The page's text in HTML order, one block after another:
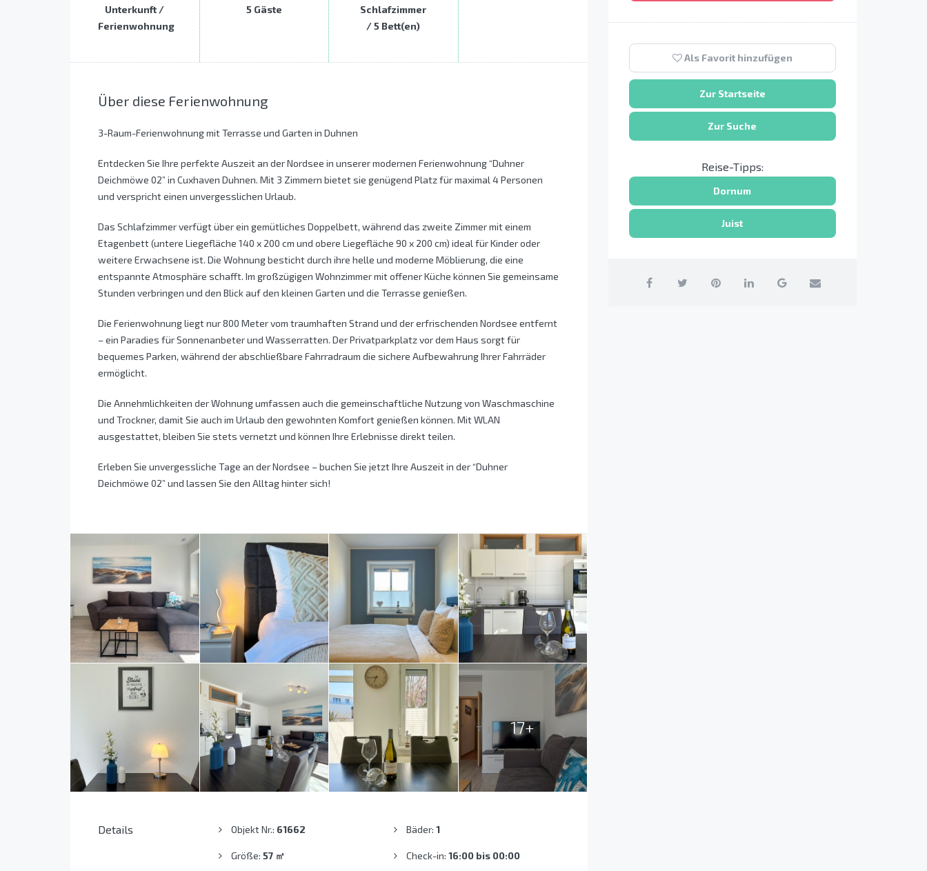
Unterkunft /
Ferienwohnung
5 Gäste
Schlafzimmer
/ 5 Bett(en)
Über diese Ferienwohnung
3-Raum-Ferienwohnung mit Terrasse und Garten in Duhnen
Entdecken Sie Ihre perfekte Auszeit an der Nordsee in unserer modernen Ferienwohnung “Duhner
Deichmöwe 02” in Cuxhaven Duhnen. Mit 3 Zimmern bietet sie genügend Platz für maximal 4 Personen
und verspricht einen unvergesslichen Urlaub.
Das Schlafzimmer verfügt über ein gemütliches Doppelbett, während das zweite Zimmer mit einem
Etagenbett (untere Liegefläche 140 x 200 cm und obere Liegefläche 90 x 200 cm) ideal für Kinder oder
weitere Erwachsene ist. Die Wohnung besticht durch ihre helle und moderne Möblierung, die eine
entspannte Atmosphäre schafft. Im großzügigen Wohnzimmer mit offener Küche können Sie gemeinsame
Stunden verbringen und den Blick auf den kleinen Garten und die Terrasse genießen.
Die Ferienwohnung liegt nur 800 Meter vom traumhaften Strand und der erfrischenden Nordsee entfernt
– ein Paradies für Sonnenanbeter und Wasserratten. Der Privatparkplatz vor dem Haus sorgt für
bequemes Parken, während der abschließbare Fahrradraum die sichere Aufbewahrung Ihrer Fahrräder
ermöglicht.
Die Annehmlichkeiten der Wohnung umfassen auch die gemeinschaftliche Nutzung von Waschmaschine
und Trockner, damit Sie auch im Urlaub den gewohnten Komfort genießen können. Mit WLAN
ausgestattet, bleiben Sie stets vernetzt und können Ihre Erlebnisse direkt teilen.
Erleben Sie unvergessliche Tage an der Nordsee – buchen Sie jetzt Ihre Auszeit in der “Duhner
Deichmöwe 02” und lassen Sie den Alltag hinter sich!
17+
Details Objekt Nr.: 61662
Größe: 57 ㎡
Bäder:1
Check-in:16:00 bis 00:00
Als Favorit hinzufügen
Zur Startseite
Zur Suche
Reise-Tipps:
Dornum
Juist